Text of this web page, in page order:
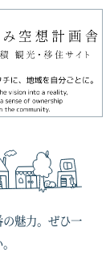
魅力。ぜひ一